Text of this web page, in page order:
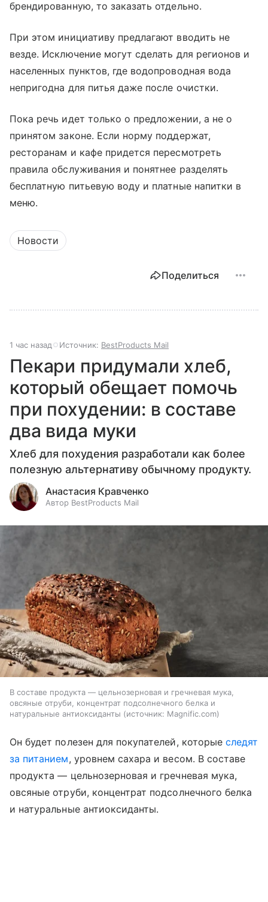
брендированную, то заказать отдельно.
При этом инициативу предлагают вводить не
везде. Исключение могут сделать для регионов и
населенных пунктов, где водопроводная вода
непригодна для питья даже после очистки.
Пока речь идет только о предложении, а не о
принятом законе. Если норму поддержат,
ресторанам и кафе придется пересмотреть
правила обслуживания и понятнее разделять
бесплатную питьевую воду и платные напитки в
меню.
Новости
Поделиться
1 час назад Источник: BestProducts Mail
Пекари придумали хлеб,
который обещает помочь
при похудении: в составе
два вида муки
Хлеб для похудения разработали как более
полезную альтернативу обычному продукту.
Анастасия Кравченко
Автор BestProducts Mail
В составе продукта — цельнозерновая и гречневая мука,
овсяные отруби, концентрат подсолнечного белка и
натуральные антиоксиданты
источник: Magnific.com
Он будет полезен для покупателей, которыеследят
за питанием, уровнем сахара и весом. В составе
продукта — цельнозерновая и гречневая мука,
овсяные отруби, концентрат подсолнечного белка
и натуральные антиоксиданты.